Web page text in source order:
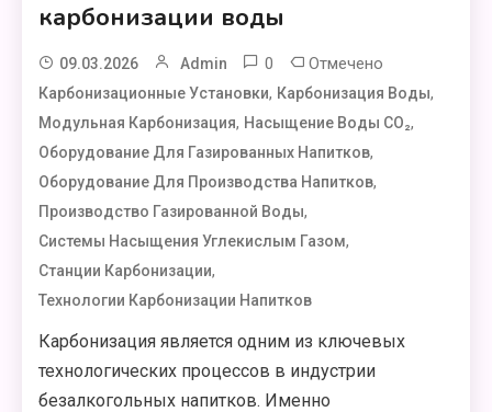
карбонизации воды
09.03.2026 Admin 0 Отмечено
Карбонизационные Установки, Карбонизация Воды,
Модульная Карбонизация, Насыщение Воды CO₂,
Оборудование Для Газированных Напитков,
Оборудование Для Производства Напитков,
Производство Газированной Воды,
Системы Насыщения Углекислым Газом,
Станции Карбонизации,
Технологии Карбонизации Напитков
Карбонизация является одним из ключевых
технологических процессов в индустрии
безалкогольных напитков. Именно